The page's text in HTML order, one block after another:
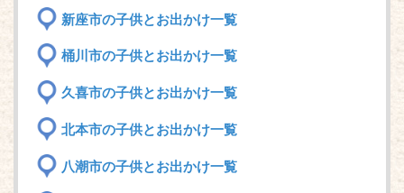
新座市の子供とお出かけ一覧
桶川市の子供とお出かけ一覧
久喜市の子供とお出かけ一覧
北本市の子供とお出かけ一覧
八潮市の子供とお出かけ一覧